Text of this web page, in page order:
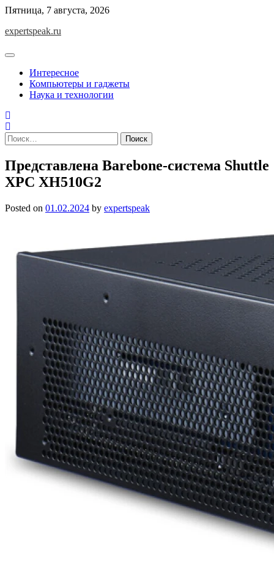
Skip
content
Пятница, 7 августа, 2026
expertspeak.ru
Интересное
Компьютеры и гаджеты
Наука и технологии
Найти:
Представлена Barebone-система Shuttle
XPC XH510G2
Posted on 01.02.2024 by expertspeak